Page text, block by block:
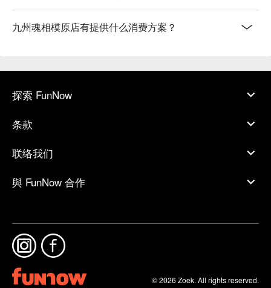
九州魂相模原店有提供什么消费方案？
探索 FunNow
条款
联络我们
與 FunNow 合作
© 2026 Zoek. All rights reserved.